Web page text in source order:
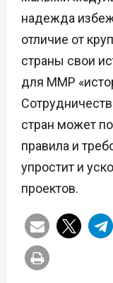
надежда
отличие от
страны свои
для ММР
стран может
правила и
упростит и
проектов.